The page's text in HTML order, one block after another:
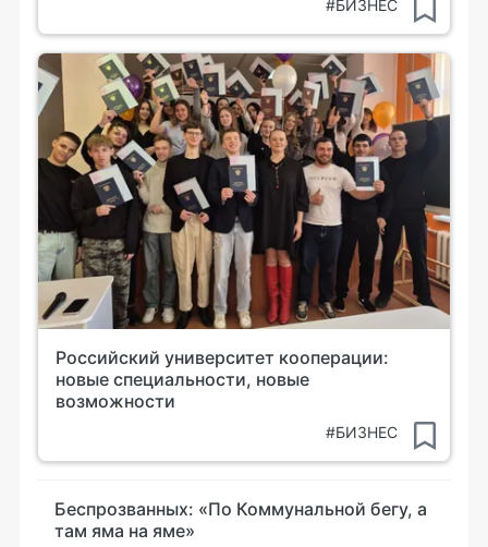
#БИЗНЕС
Российский университет кооперации:
новые специальности, новые
возможности
#БИЗНЕС
Беспрозванных: «По Коммунальной бегу, а
там яма на яме»